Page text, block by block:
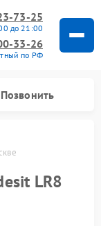
73-25
до 21:00
33-26
по РФ
Позвонить
LR8